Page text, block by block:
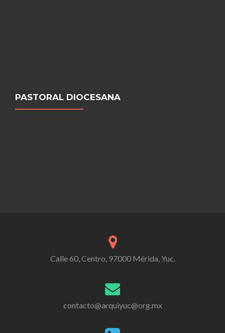
PASTORAL DIOCESANA
Calle 60, Centro, 97000 Mérida, Yuc.
contacto@arquiyuc@org.mx